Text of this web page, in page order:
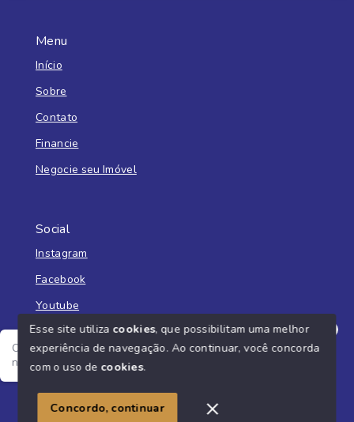
Menu
Início
Sobre
Contato
Financie
Negocie seu Imóvel
Social
Instagram
Facebook
Youtube
© Copyright 2026 - Imobiliária Liberato - Todos os direitos
SITE PARA IMOBILIARIA
Olá! Estamos disponíveis para te ajudar, me fala o seu
nome e o que você está buscando?
Esse site utiliza cookies, que possibilitam uma melhor
experiência de navegação. Ao continuar, você concorda
com o uso de cookies.
Concordo, continuar